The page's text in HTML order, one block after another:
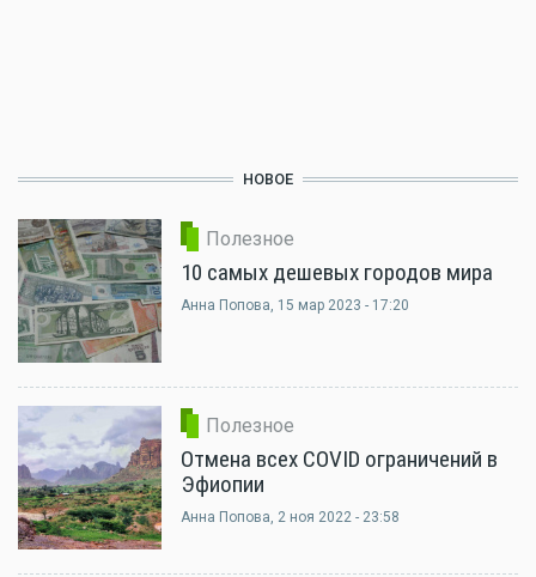
НОВОЕ
Полезное
10 самых дешевых городов мира
Анна Попова, 15 мар 2023 - 17:20
Полезное
Отмена всех COVID ограничений в
Эфиопии
Анна Попова, 2 ноя 2022 - 23:58